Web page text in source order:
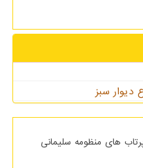
دیوار سبز
گیرد پرتاب های منظومه سلیمانی